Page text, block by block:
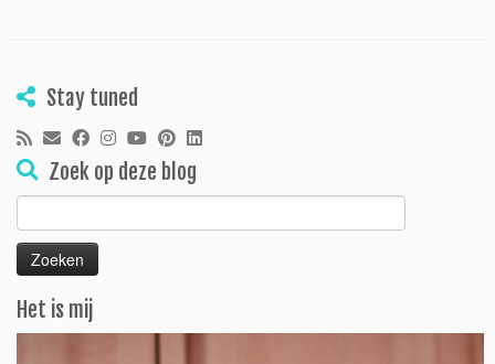
Stay tuned
Zoek op deze blog
Zoeken
naar:
Het is mij